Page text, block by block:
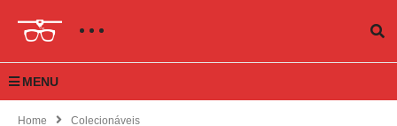
MENU
Home Colecionáveis